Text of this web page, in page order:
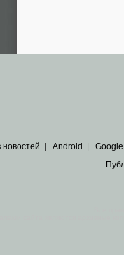
новостей Android Google